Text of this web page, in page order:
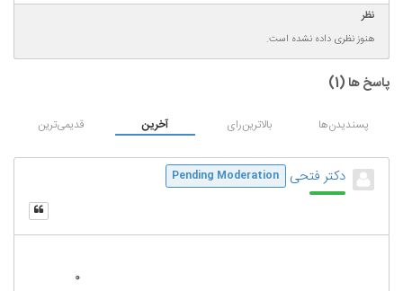
نظر
هنوز نظری داده نشده است.
پاسخ ها (1
)
پسندیدن‌ها بالاترین‌رای آخرین قدیمی‌ترین
دکتر فتحی Pending Moderation
0